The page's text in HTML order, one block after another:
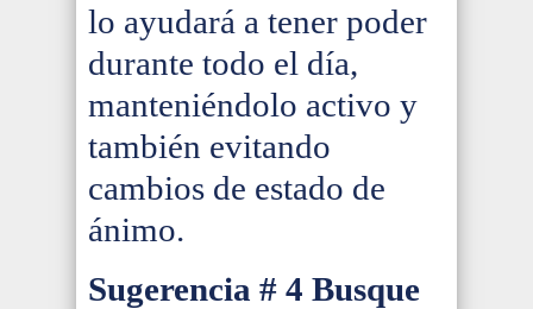
lo ayudará a tener poder
durante todo el día,
manteniéndolo activo y
también evitando
cambios de estado de
ánimo.
Sugerencia # 4 Busque